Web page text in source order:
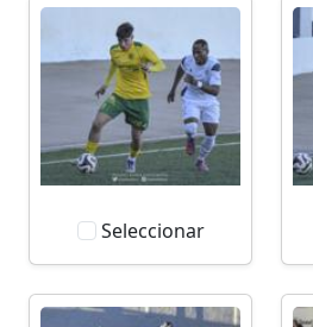
Seleccionar